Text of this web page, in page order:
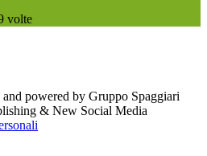
volte
powered by Gruppo Spaggiari
& New Social Media